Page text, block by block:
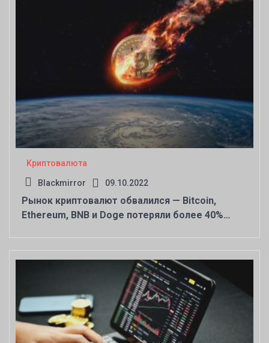
Криптовалюта
Blackmirror 09.10.2022
Рынок криптовалют обвалился — Bitcoin,
Ethereum, BNB и Doge потеряли более 40%